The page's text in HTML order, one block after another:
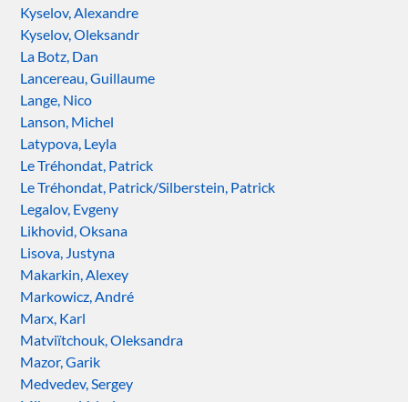
Kyselov, Alexandre
Kyselov, Oleksandr
La Botz, Dan
Lancereau, Guillaume
Lange, Nico
Lanson, Michel
Latypova, Leyla
Le Tréhondat, Patrick
Le Tréhondat, Patrick/Silberstein, Patrick
Legalov, Evgeny
Likhovid, Oksana
Lisova, Justyna
Makarkin, Alexey
Markowicz, André
Marx, Karl
Matviïtchouk, Oleksandra
Mazor, Garik
Medvedev, Sergey